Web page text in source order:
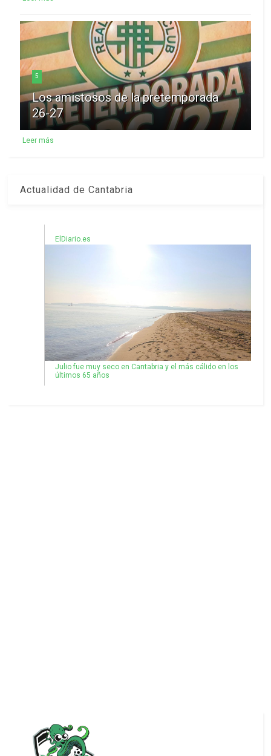
5
Los amistosos de la pretemporada
26-27
Leer más
Actualidad de Cantabria
ElDiario.es
Julio fue muy seco en Cantabria y el más cálido en los
últimos 65 años